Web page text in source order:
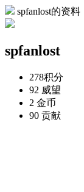
spfanlost的资料
spfanlost
278积分
92 威望
2 金币
90 贡献